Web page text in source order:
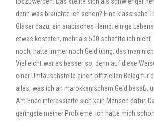
denn was brauchte ich schon? Eine klassische
Gläser dazu, ein arabisches Hemd, einige
etwas kosteten, mehr als 500 schaffte ich nicht.
noch, hatte immer noch Geld übrig, das man
Vielleicht war es besser so, denn auf diese
einer Umtauschstelle einen offiziellen Beleg für
alles, was ich an marokkanischem Geld besaß,
Am Ende interessierte sich kein Mensch dafür.
geringste meiner Probleme. Ich hatte mich